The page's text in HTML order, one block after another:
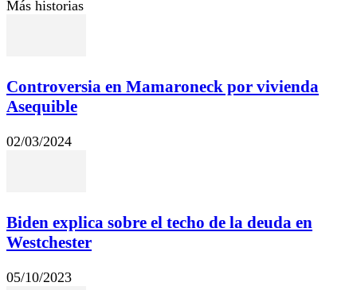
Más historias
Controversia en Mamaroneck por vivienda
Asequible
02/03/2024
Biden explica sobre el techo de la deuda en
Westchester
05/10/2023